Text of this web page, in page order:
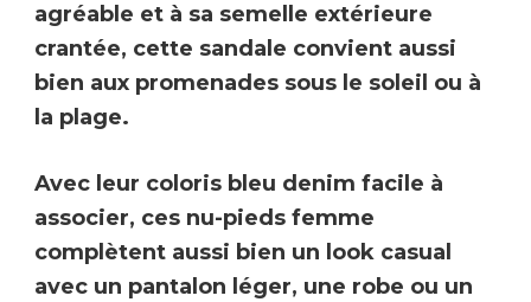
agréable et à sa semelle extérieure
crantée, cette sandale convient aussi
bien aux promenades sous le soleil ou à
la plage.
Avec leur coloris bleu denim facile à
associer, ces nu-pieds femme
complètent aussi bien un look casual
avec un pantalon léger, une robe ou un